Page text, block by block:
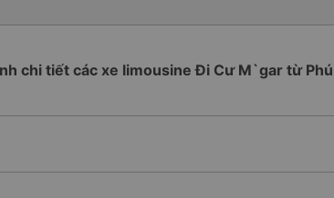
chi tiết các xe limousine Đi Cư M`gar từ